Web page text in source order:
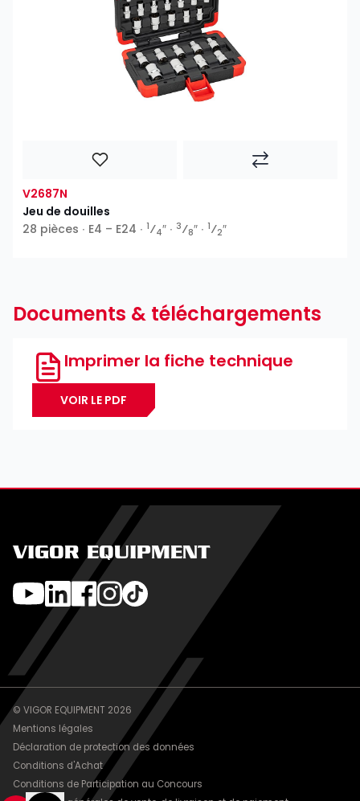
V2687N
Jeu de douilles
28 pièces ∙ E4 – E24 ∙ 1⁄4″ ∙ 3⁄8″ ∙ 1⁄2″
Documents & téléchargements
Imprimer la fiche technique
VOIR LE PDF
VIGOR EQUIPMENT
© VIGOR EQUIPMENT 2026
Mentions légales
Déclaration de protection des données
Conditions d'Achat
Conditions de Participation au Concours